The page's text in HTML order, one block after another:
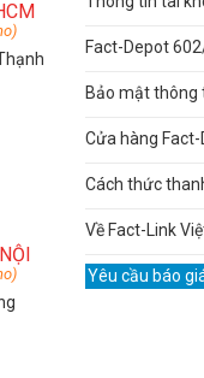
Fact-Depot
Bảo mật thông
Cửa hàng
Cách thức
Về Fact-Link
Yêu cầu báo